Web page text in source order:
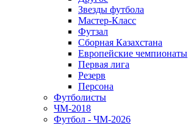
Звезды футбола
Мастер-Класс
Футзал
Сборная Казахстана
Европейские чемпионаты
Первая лига
Резерв
Персона
Футболисты
ЧМ-2018
Футбол - ЧМ-2026